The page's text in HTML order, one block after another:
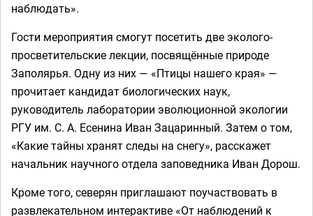
наблюдать».
Гости мероприятия смогут посетить две эколого-
просветительские лекции, посвящённые природе
Заполярья. Одну из них — «Птицы нашего края» —
прочитает кандидат биологических наук,
руководитель лаборатории эволюционной экологии
РГУ им. С. А. Есенина Иван Зацаринный. Затем о том,
«Какие тайны хранят следы на снегу», расскажет
начальник научного отдела заповедника Иван Дорош.
Кроме того, северян приглашают поучаствовать в
развлекательном интерактиве «От наблюдений к